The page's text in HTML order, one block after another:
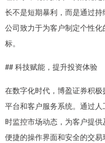
长不是短期暴利，而是通过
公司致力于为客户制定个性
标。
## 科技赋能，提升投资体验
在数字化时代，博盈证券积
平台和客户服务系统。通过
时监控市场动态，为客户提
便捷的操作界面和安全的交